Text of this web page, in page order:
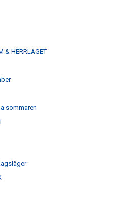
& HERRLAGET
sommaren